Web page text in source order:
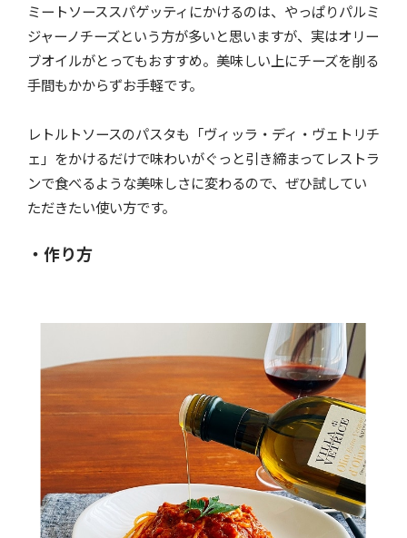
ミートソーススパゲッティにかけるのは、やっぱりパルミ
ジャーノチーズという方が多いと思いますが、実はオリー
ブオイルがとってもおすすめ。美味しい上にチーズを削る
手間もかからずお手軽です。
レトルトソースのパスタも「ヴィッラ・ディ・ヴェトリチ
ェ」をかけるだけで味わいがぐっと引き締まってレストラ
ンで食べるような美味しさに変わるので、ぜひ試してい
ただきたい使い方です。
・作り方